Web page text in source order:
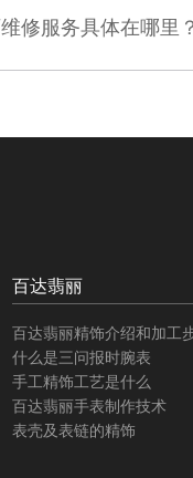
修服务具体在哪里？
百达翡丽
百达翡丽精饰介绍和加工
什么是三问报时腕表
手工精饰工艺是什么
百达翡丽手表制作技术
表壳及表链的精饰